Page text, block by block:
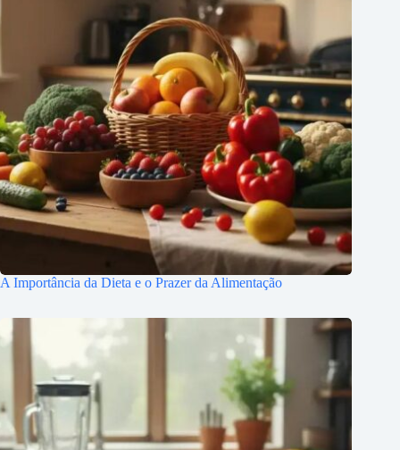
A Importância da Dieta e o Prazer da Alimentação